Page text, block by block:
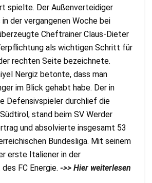
spielte. Der Außenverteidiger
der vergangenen Woche bei
Cheftrainer Claus-Dieter
als wichtigen Schritt für
rechten Seite bezeichnete.
Nergiz betonte, dass man
im Blick gehabt habe. Der in
Defensivspieler durchlief die
stand beim SV Werder
und absolvierte insgesamt 53
Bundesliga. Mit seinem
erste Italiener in der
FC Energie. ->> Hier weiterlesen